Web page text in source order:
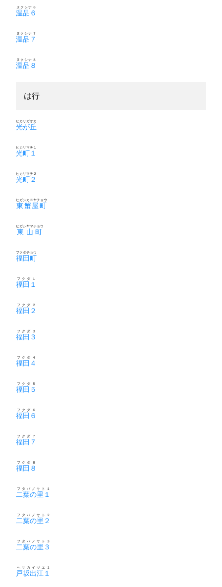
温品６
ヌクシナ６
温品７
ヌクシナ７
温品８
ヌクシナ８
は行
光が丘
ヒカリガオカ
光町１
ヒカリマチ１
光町２
ヒカリマチ２
東蟹屋町
ヒガシカニヤチョウ
東山町
ヒガシヤマチョウ
福田町
フクダチョウ
福田１
フクダ１
福田２
フクダ２
福田３
フクダ３
福田４
フクダ４
福田５
フクダ５
福田６
フクダ６
福田７
フクダ７
福田８
フクダ８
二葉の里１
フタバノサト１
二葉の里２
フタバノサト２
二葉の里３
フタバノサト３
戸坂出江１
ヘサカイヅエ１